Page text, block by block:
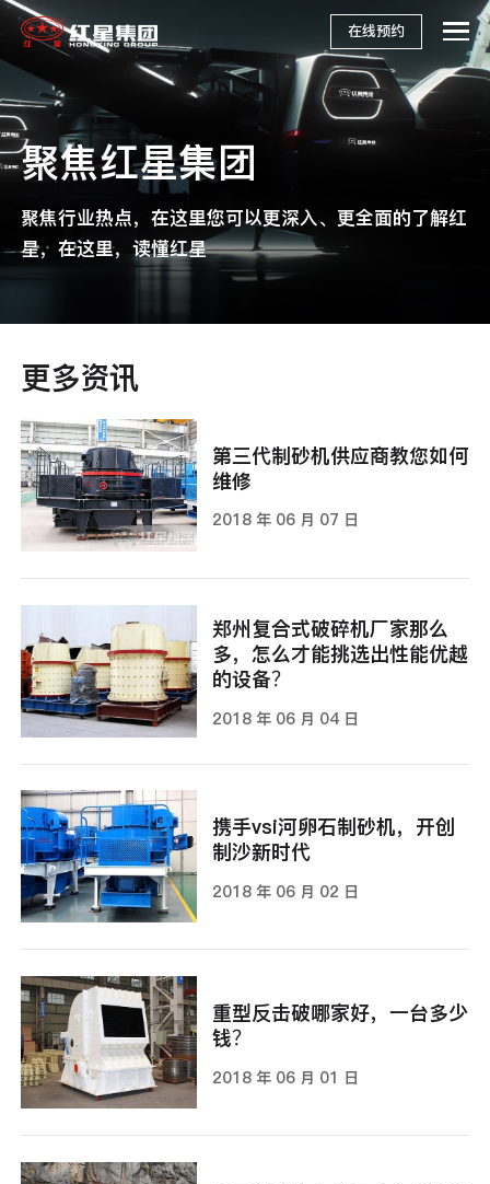
在线预约
聚焦红星集团
聚焦行业热点，在这里您可以更深入、更全面的了解红
星，在这里，读懂红星
更多资讯
第三代制砂机供应商教您如何
维修
2018 年 06 月 07 日
郑州复合式破碎机厂家那么
多，怎么才能挑选出性能优越
的设备？
2018 年 06 月 04 日
携手vsi河卵石制砂机，开创
制沙新时代
2018 年 06 月 02 日
重型反击破哪家好，一台多少
钱？
2018 年 06 月 01 日